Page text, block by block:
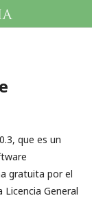
que es un
gratuita por el
Licencia General